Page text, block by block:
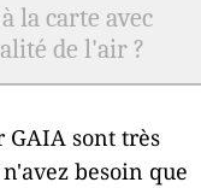
la carte avec
de l'air ?
sont très
besoin que